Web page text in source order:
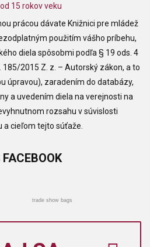
od 15 rokov veku
prácou dávate Knižnici pre mládež
použitím vášho príbehu,
diela spôsobmi podľa § 19 ods. 4
185/2015 Z. z. – Autorský zákon, a to
úpravou), zaradením do databázy,
a uvedením diela na verejnosti na
rozsahu v súvislosti
a cieľom tejto súťaže.
FACEBOOK
trade show bags